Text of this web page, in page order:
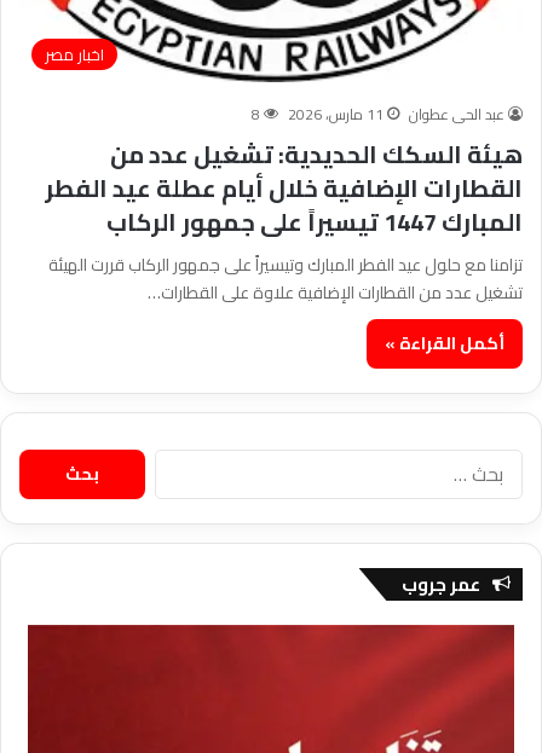
اخبار مصر
عبد الحى عطوان 11 مارس، 2026 8
هيئة السكك الحديدية: تشغيل عدد من
القطارات الإضافية خلال أيام عطلة عيد الفطر
المبارك 1447 تيسيراً على جمهور الركاب
تزامنا مع حلول عيد الفطر المبارك وتيسيراً على جمهور الركاب قررت الهيئة
تشغيل عدد من القطارات الإضافية علاوة على القطارات…
أكمل القراءة »
البحث
عن:
عمر جروب